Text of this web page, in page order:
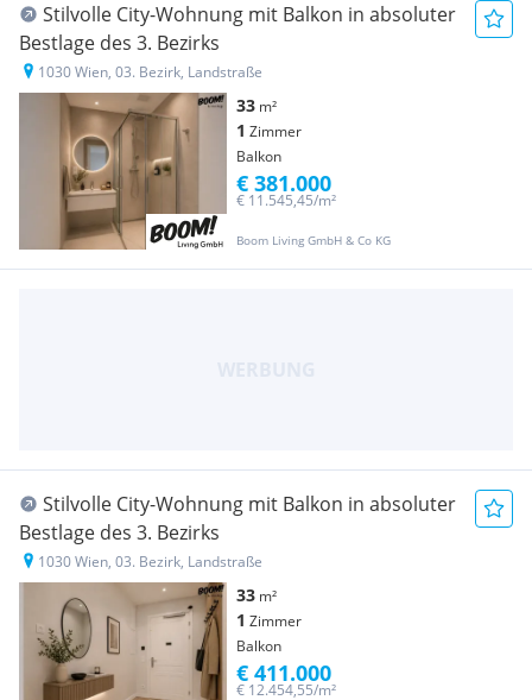
Stilvolle City-Wohnung mit Balkon in absoluter
Bestlage des 3. Bezirks
1030 Wien, 03. Bezirk, Landstraße
33 m²
1 Zimmer
Balkon
Boom Living GmbH & Co KG
€ 11.545,45/m²
€ 381.000
Stilvolle City-Wohnung mit Balkon in absoluter
Bestlage des 3. Bezirks
1030 Wien, 03. Bezirk, Landstraße
33 m²
1 Zimmer
Balkon
€ 12.454,55/m²
€ 411.000